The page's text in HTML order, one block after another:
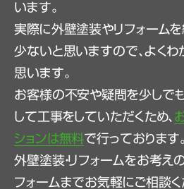
います。
実際に外壁塗装やリフォーム
少ないと思いますので、よく
思います。
お客様の不安や疑問を少しで
して工事をしていただくため、
ションは無料で行っております。
外壁塗装・リフォームをお考え
フォームまでお気軽にご相談く